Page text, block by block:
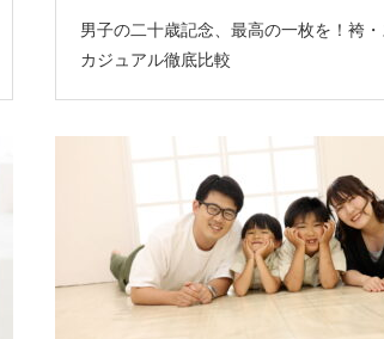
男子の二十歳記念、最高の一枚を！袴・
カジュアル徹底比較